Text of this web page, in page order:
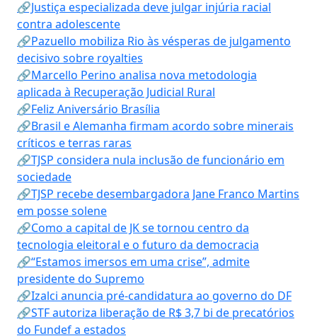
🔗Justiça especializada deve julgar injúria racial
contra adolescente
🔗Pazuello mobiliza Rio às vésperas de julgamento
decisivo sobre royalties
🔗Marcello Perino analisa nova metodologia
aplicada à Recuperação Judicial Rural
🔗Feliz Aniversário Brasília
🔗Brasil e Alemanha firmam acordo sobre minerais
críticos e terras raras
🔗TJSP considera nula inclusão de funcionário em
sociedade
🔗TJSP recebe desembargadora Jane Franco Martins
em posse solene
🔗Como a capital de JK se tornou centro da
tecnologia eleitoral e o futuro da democracia
🔗“Estamos imersos em uma crise”, admite
presidente do Supremo
🔗Izalci anuncia pré-candidatura ao governo do DF
🔗STF autoriza liberação de R$ 3,7 bi de precatórios
do Fundef a estados